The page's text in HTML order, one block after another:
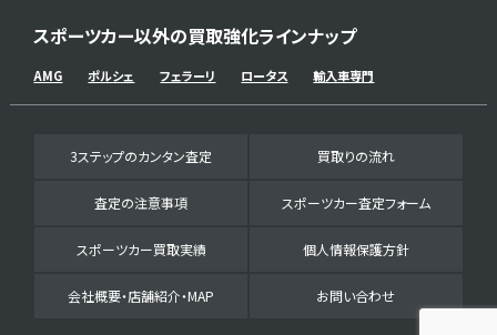
スポーツカー以外の買取強化ラインナップ
AMG ポルシェ フェラーリ ロータス 輸入車専門
3ステップのカンタン査定 買取りの流れ
査定の注意事項 スポーツカー査定フォーム
スポーツカー買取実績 個人情報保護方針
会社概要・店舗紹介・MAP お問い合わせ